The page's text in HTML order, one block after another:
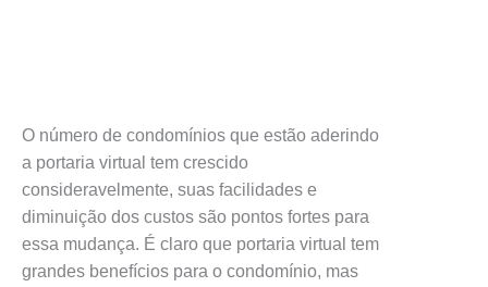
O número de condomínios que estão aderindo
a portaria virtual tem crescido
consideravelmente, suas facilidades e
diminuição dos custos são pontos fortes para
essa mudança. É claro que portaria virtual tem
grandes benefícios para o condomínio, mas